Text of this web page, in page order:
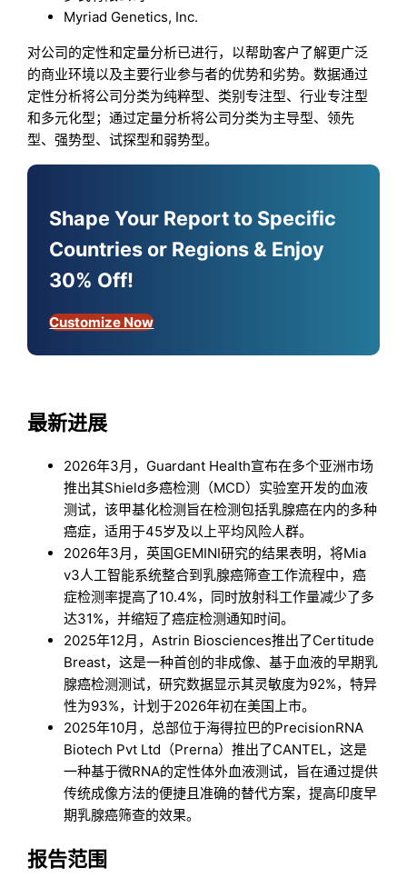
Myriad Genetics, Inc.
对公司的定性和定量分析已进行，以帮助客户了解更广泛
的商业环境以及主要行业参与者的优势和劣势。数据通过
定性分析将公司分类为纯粹型、类别专注型、行业专注型
和多元化型；通过定量分析将公司分类为主导型、领先
型、强势型、试探型和弱势型。
Shape Your Report to Specific
Countries or Regions & Enjoy
30% Off!
Customize Now
最新进展
2026年3月，Guardant Health宣布在多个亚洲市场
推出其Shield多癌检测（MCD）实验室开发的血液
测试，该甲基化检测旨在检测包括乳腺癌在内的多种
癌症，适用于45岁及以上平均风险人群。
2026年3月，英国GEMINI研究的结果表明，将Mia
v3人工智能系统整合到乳腺癌筛查工作流程中，癌
症检测率提高了10.4%，同时放射科工作量减少了多
达31%，并缩短了癌症检测通知时间。
2025年12月，Astrin Biosciences推出了Certitude
Breast，这是一种首创的非成像、基于血液的早期乳
腺癌检测测试，研究数据显示其灵敏度为92%，特异
性为93%，计划于2026年初在美国上市。
2025年10月，总部位于海得拉巴的PrecisionRNA
Biotech Pvt Ltd（Prerna）推出了CANTEL，这是
一种基于微RNA的定性体外血液测试，旨在通过提供
传统成像方法的便捷且准确的替代方案，提高印度早
期乳腺癌筛查的效果。
报告范围